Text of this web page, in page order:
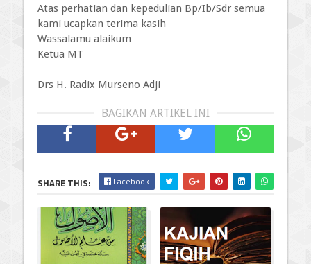
Atas perhatian dan kepedulian Bp/Ib/Sdr semua
kami ucapkan terima kasih
Wassalamu alaikum
Ketua MT
Drs H. Radix Murseno Adji
BAGIKAN ARTIKEL INI
SHARE THIS: Facebook